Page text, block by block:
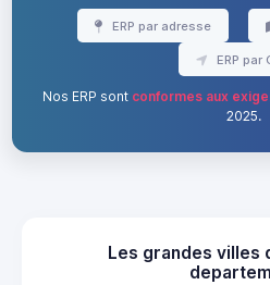
ERP par adresse
ERP par
Nos ERP sont conformes aux
2025.
Les grandes villes